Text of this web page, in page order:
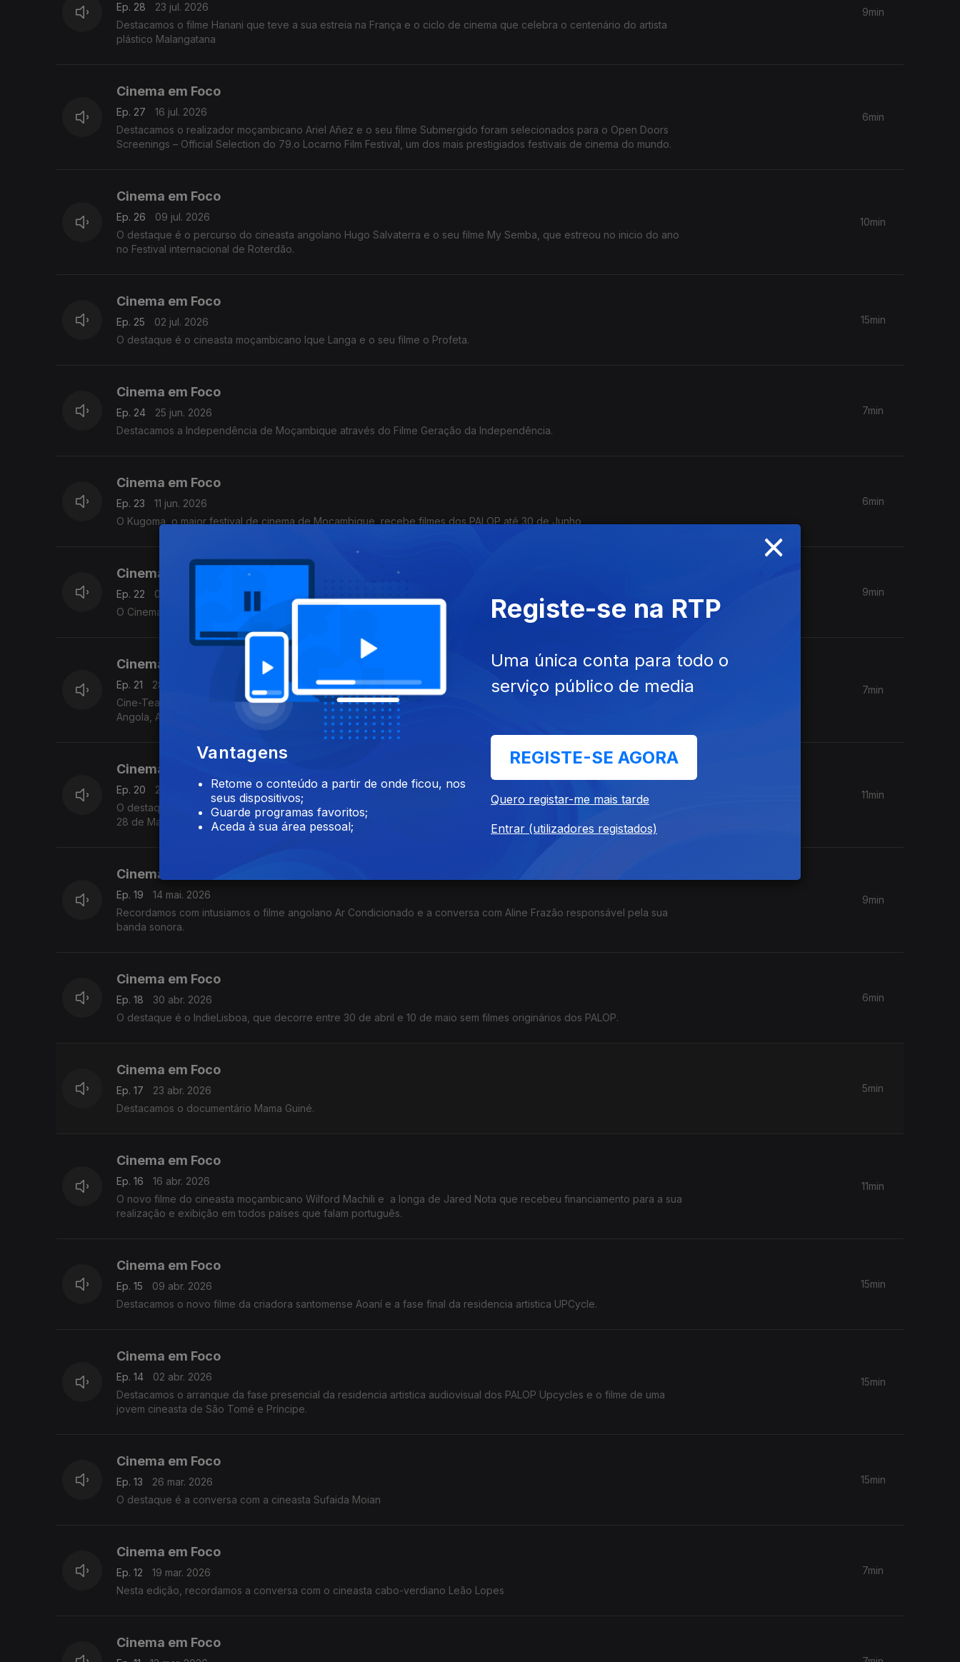
Ep. 28
23 jul. 2026
Destacamos o filme Hanani que teve a sua estreia na França e o ciclo de cinema que celebra o centenário do artista
plástico Malangatana
9min
Cinema em Foco
Ep. 27
16 jul. 2026
Destacamos o realizador moçambicano Ariel Añez e o seu filme Submergido foram selecionados para o Open Doors
Screenings – Official Selection do 79.o Locarno Film Festival, um dos mais prestigiados festivais de cinema do mundo.
6min
Cinema em Foco
Ep. 26
09 jul. 2026
O destaque é o percurso do cineasta angolano Hugo Salvaterra e o seu filme My Semba, que estreou no inicio do ano
no Festival internacional de Roterdão.
10min
Cinema em Foco
Ep. 25
02 jul. 2026
O destaque é o cineasta moçambicano Ique Langa e o seu filme o Profeta.
15min
Cinema em Foco
Ep. 24
25 jun. 2026
Destacamos a Independência de Moçambique através do Filme Geração da Independência.
7min
Cinema em Foco
Ep. 23
11 jun. 2026
O Kugoma, o maior festival de cinema de Moçambique, recebe filmes dos PALOP até 30 de Junho
6min
Cinema em Foco
Ep. 22
04 jun. 2026
O Cinema em Foco, hoje destaca o cineasta Flora Gomes.
9min
Cinema em Foco
Ep. 21
28 mai. 2026
Cine-Teatro Scala, acolhe a mostra de cinema “Encontros no Cinema: Da Memória à Identidade”, reunindo filmes de
Angola, Argentina, Brasil, Cabo Verde, Cuba, Espanha, Moçambique e Portugal.
7min
Cinema em Foco
Ep. 20
21 mai. 2026
O destaque é o filme Banzo, que venceu 10 prémios e a Mostra de Cinema que tem lugar em Maputo, Moçambique, até
28 de Maio, juntando filmes de mais de cinco países.
11min
Cinema em Foco
Ep. 19
14 mai. 2026
Recordamos com intusiamos o filme angolano Ar Condicionado e a conversa com Aline Frazão responsável pela sua
banda sonora.
9min
Cinema em Foco
Ep. 18
30 abr. 2026
O destaque é o IndieLisboa, que decorre entre 30 de abril e 10 de maio sem filmes originários dos PALOP.
6min
Cinema em Foco
Ep. 17
23 abr. 2026
Destacamos o documentário Mama Guiné.
5min
Cinema em Foco
Ep. 16
16 abr. 2026
O novo filme do cineasta moçambicano Wilford Machili e a longa de Jared Nota que recebeu financiamento para a sua
realização e exibição em todos países que falam português.
11min
Cinema em Foco
Ep. 15
09 abr. 2026
Destacamos o novo filme da criadora santomense Aoaní e a fase final da residencia artistica UPCycle.
15min
Cinema em Foco
Ep. 14
02 abr. 2026
Destacamos o arranque da fase presencial da residencia artistica audiovisual dos PALOP Upcycles e o filme de uma
jovem cineasta de São Tomé e Príncipe.
15min
Cinema em Foco
Ep. 13
26 mar. 2026
O destaque é a conversa com a cineasta Sufaida Moian
15min
Cinema em Foco
Ep. 12
19 mar. 2026
Nesta edição, recordamos a conversa com o cineasta cabo-verdiano Leão Lopes
7min
Cinema em Foco
×
Vantagens
Retome o conteúdo a partir de onde ficou, nos
seus dispositivos;
Guarde programas favoritos;
Aceda à sua área pessoal;
Registe-se na RTP
Uma única conta para todo o
serviço público de media
REGISTE-SE AGORA
Quero registar-me mais tarde
Entrar (utilizadores registados)